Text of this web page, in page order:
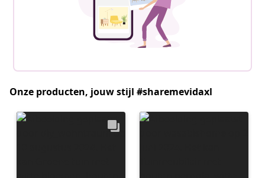
Onze producten, jouw stijl #sharemevidaxl